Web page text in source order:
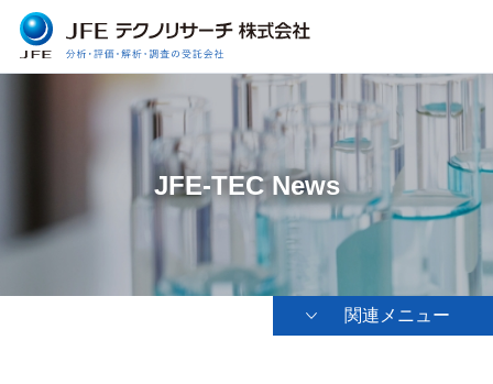
JFE-TEC News
関連メニュー